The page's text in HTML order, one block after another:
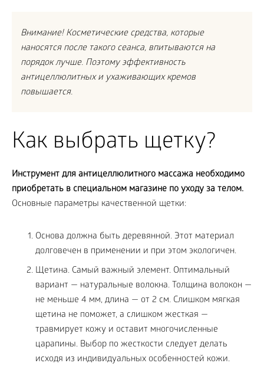
Внимание! Косметические средства, которые
наносятся после такого сеанса, впитываются на
порядок лучше. Поэтому эффективность
антицеллюлитных и ухаживающих кремов
повышается.
Как выбрать щетку?
Инструмент для антицеллюлитного массажа необходимо
приобретать в специальном магазине по уходу за телом.
Основные параметры качественной щетки:
Основа должна быть деревянной. Этот материал
долговечен в применении и при этом экологичен.
Щетина. Самый важный элемент. Оптимальный
вариант — натуральные волокна. Толщина волокон —
не меньше 4 мм, длина — от 2 см. Слишком мягкая
щетина не поможет, а слишком жесткая —
травмирует кожу и оставит многочисленные
царапины. Выбор по жесткости следует делать
исходя из индивидуальных особенностей кожи.